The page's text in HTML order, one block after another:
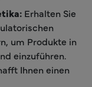
Erhalten Sie
um Produkte in
einzuführen.
Ihnen einen